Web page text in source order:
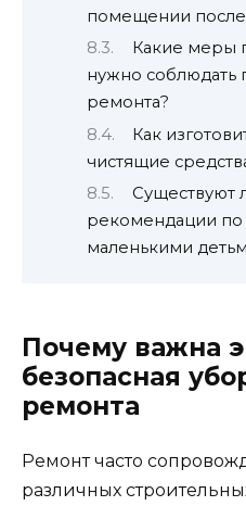
помещении после
Какие меры
нужно соблюдать
ремонта?
Как
чистящие
Существуют
рекомендации по
маленькими
Почему важна
безопасная
ремонта
Ремонт часто
различных